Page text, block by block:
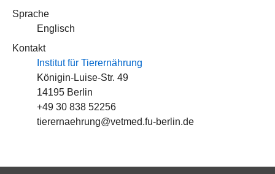
Sprache
Englisch
Kontakt
Institut für Tierernährung
Königin-Luise-Str. 49
14195 Berlin
+49 30 838 52256
tierernaehrung@vetmed.fu-berlin.de